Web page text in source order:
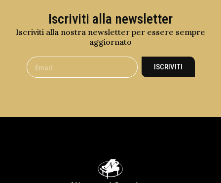
Iscriviti alla newsletter
Iscriviti alla nostra newsletter per essere sempre
aggiornato
ISCRIVITI